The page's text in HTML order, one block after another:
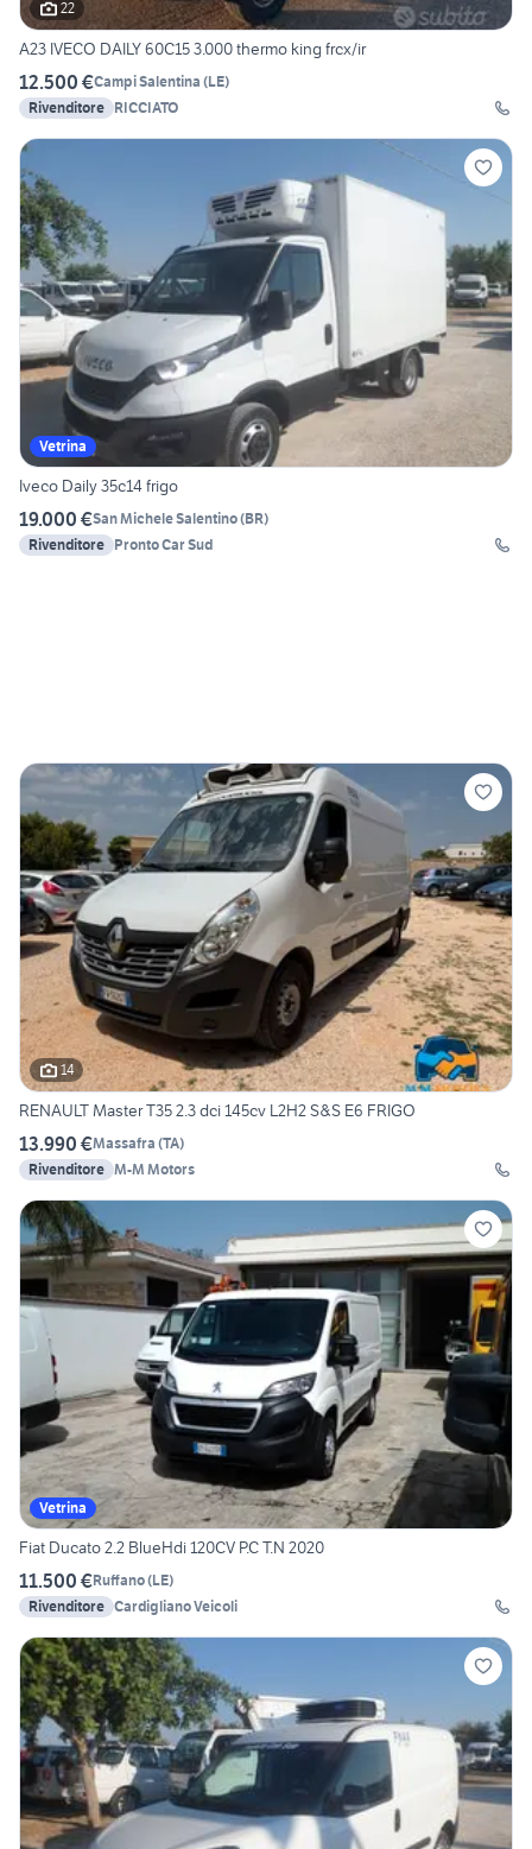
22
A23 IVECO DAILY 60C15 3.000 thermo king frcx/ir
12.500 €Campi Salentina (LE)
Rivenditore RICCIATO
Vetrina
Iveco Daily 35c14 frigo
19.000 €San Michele Salentino(BR)
Rivenditore Pronto Car Sud
14
RENAULT Master T35 2.3 dci 145cv L2H2 S&S E6 FRIGO
13.990 €Massafra (TA)
Rivenditore M-M Motors
Vetrina
Fiat Ducato 2.2 BlueHdi 120CV P.C T.N 2020
11.500 €Ruffano(LE)
Rivenditore Cardigliano Veicoli